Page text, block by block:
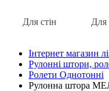
Для стін Для
Інтернет магазин
Рулонні штори,
Ролети Однотонні
Рулонна штора